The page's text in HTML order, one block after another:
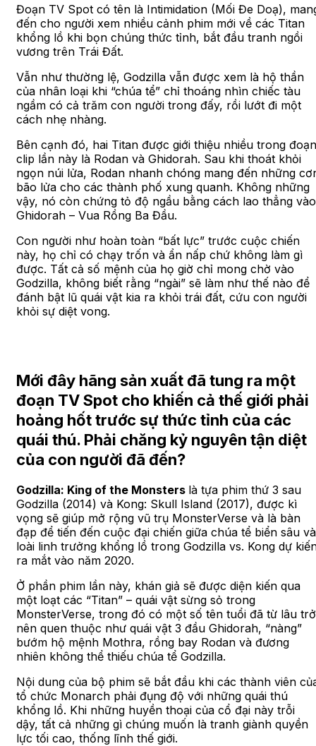
Đoạn TV Spot có tên là Intimidation (Mối Đe Doạ),
đến cho người xem nhiều cảnh phim mới về các Titan
khổng lồ khi bọn chúng thức tỉnh, bắt đầu tranh ngồi
vương trên Trái Đất.
Vẫn như thường lệ, Godzilla vẫn được xem là hộ thần
của nhân loại khi “chúa tể” chỉ thoáng nhìn chiếc tàu
ngầm có cả trăm con người trong đấy, rồi lướt đi một
cách nhẹ nhàng.
Bên cạnh đó, hai Titan được giới thiệu nhiều trong đoạn
clip lần này là Rodan và Ghidorah. Sau khi thoát khỏi
ngọn núi lửa, Rodan nhanh chóng mang đến những
bão lửa cho các thành phố xung quanh. Không những
vậy, nó còn chứng tỏ độ ngầu bằng cách lao thẳng vào
Ghidorah – Vua Rồng Ba Đầu.
Con người như hoàn toàn “bất lực” trước cuộc chiến
này, họ chỉ có chạy trốn và ẩn nấp chứ không làm gì
được. Tất cả số mệnh của họ giờ chỉ mong chờ vào
Godzilla, không biết rằng “ngài” sẽ làm như thế nào để
đánh bật lũ quái vật kia ra khỏi trái đất, cứu con người
khỏi sự diệt vong.
Mới đây hãng sản xuất đã tung ra một
đoạn TV Spot cho khiến cả thế giới phải
hoảng hốt trước sự thức tỉnh của các
quái thú. Phải chăng kỷ nguyên tận diệt
của con người đã đến?
Godzilla: King of the Monsters là tựa phim thứ 3 sau
Godzilla (2014) và Kong: Skull Island (2017), được kì
vọng sẽ giúp mở rộng vũ trụ MonsterVerse và là bàn
đạp để tiến đến cuộc đại chiến giữa chúa tể biển sâu và
loài linh trưởng khổng lồ trong Godzilla vs. Kong dự
ra mắt vào năm 2020.
Ở phần phim lần này, khán giả sẽ được diện kiến qua
một loạt các “Titan” – quái vật sừng sỏ trong
MonsterVerse, trong đó có một số tên tuổi đã từ lâu trở
nên quen thuộc như quái vật 3 đầu Ghidorah, “nàng”
bướm hộ mệnh Mothra, rồng bay Rodan và đương
nhiên không thể thiếu chúa tể Godzilla.
Nội dung của bộ phim sẽ bắt đầu khi các thành viên
tổ chức Monarch phải đụng độ với những quái thú
khổng lồ. Khi những huyền thoại của cổ đại này trỗi
dậy, tất cả những gì chúng muốn là tranh giành quyền
lực tối cao, thống lĩnh thế giới.